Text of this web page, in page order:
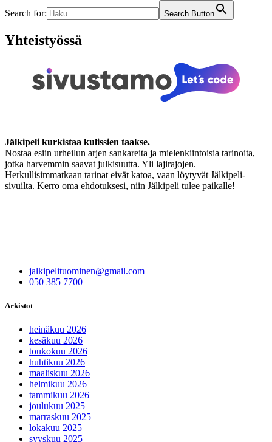
Search for:
Search Button
Yhteistyössä
Jälkipeli kurkistaa kulissien taakse.
Nostaa esiin urheilun arjen sankareita ja mielenkiintoisia tarinoita,
jotka harvemmin saavat julkisuutta. Yli lajirajojen.
Herkullisimmatkaan tarinat eivät katoa, vaan löytyvät Jälkipeli-
sivuilta. Kerro oma ehdotuksesi, niin Jälkipeli tulee paikalle!
jalkipelituominen@gmail.com
050 385 7700
Arkistot
heinäkuu 2026
kesäkuu 2026
toukokuu 2026
huhtikuu 2026
maaliskuu 2026
helmikuu 2026
tammikuu 2026
joulukuu 2025
marraskuu 2025
lokakuu 2025
syyskuu 2025